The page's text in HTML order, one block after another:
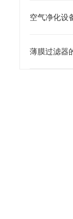
空气净化设
薄膜过滤器